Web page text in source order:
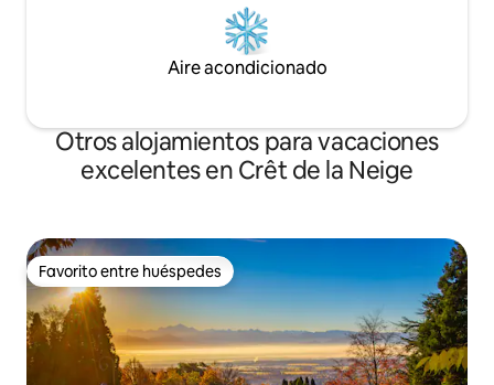
Aire acondicionado
Otros alojamientos para vacaciones
excelentes en Crêt de la Neige
Favorito entre huéspedes
Favorito entre huéspedes